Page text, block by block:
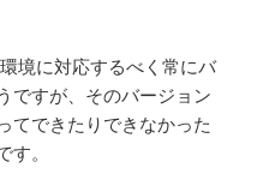
境に対応するべく常にバ
ですが、そのバージョン
てできたりできなかった
す。